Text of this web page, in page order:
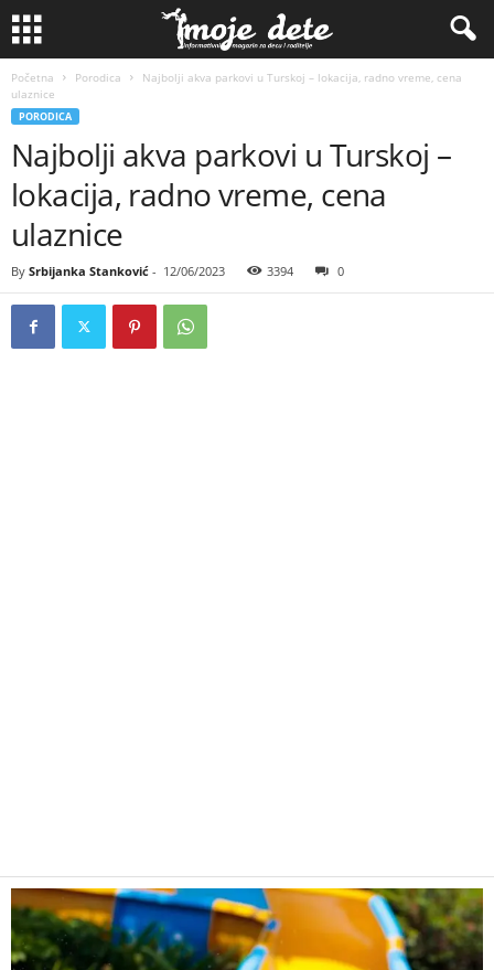
Početna Porodica
Najbolji akva parkovi u Turskoj – lokacija, radno vreme, cena
ulaznice
PORODICA
Najbolji akva parkovi u Turskoj –
lokacija, radno vreme, cena
ulaznice
By Srbijanka Stanković - 12/06/2023 3394 0